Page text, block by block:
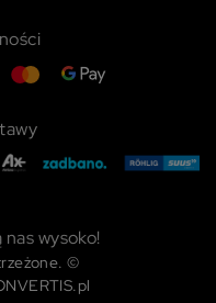
wysoko!
©